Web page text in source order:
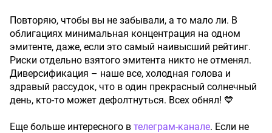
Повторяю, чтобы вы не забывали, а то мало ли. В
облигациях минимальная концентрация на одном
эмитенте, даже, если это самый наивысший рейтинг.
Риски отдельно взятого эмитента никто не отменял.
Диверсификация – наше все, холодная голова и
здравый рассудок, что в один прекрасный солнечный
день, кто-то может дефолтнуться. Всех обнял! 💙
Еще больше интересного в телеграм-канале. Если не